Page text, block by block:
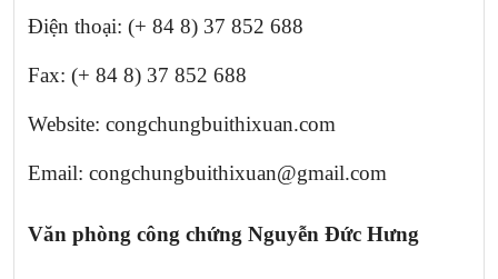
Điện thoại: (+ 84 8) 37 852 688
Fax: (+ 84 8) 37 852 688
Website: congchungbuithixuan.com
Email: congchungbuithixuan@gmail.com
Văn phòng công chứng Nguyễn Đức Hưng